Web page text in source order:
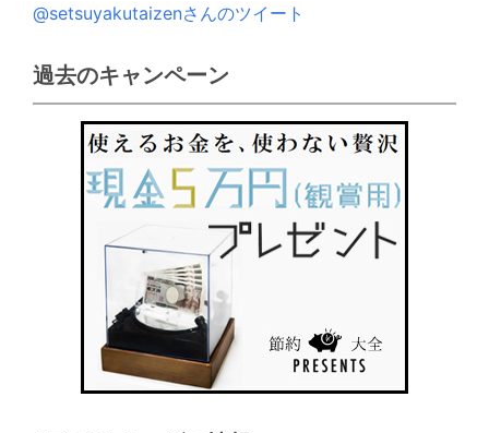
@setsuyakutaizenさんのツイート
過去のキャンペーン